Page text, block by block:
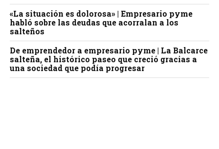
«La situación es dolorosa» | Empresario pyme
habló sobre las deudas que acorralan a los
salteños
De emprendedor a empresario pyme | La Balcarce
salteña, el histórico paseo que creció gracias a
una sociedad que podía progresar